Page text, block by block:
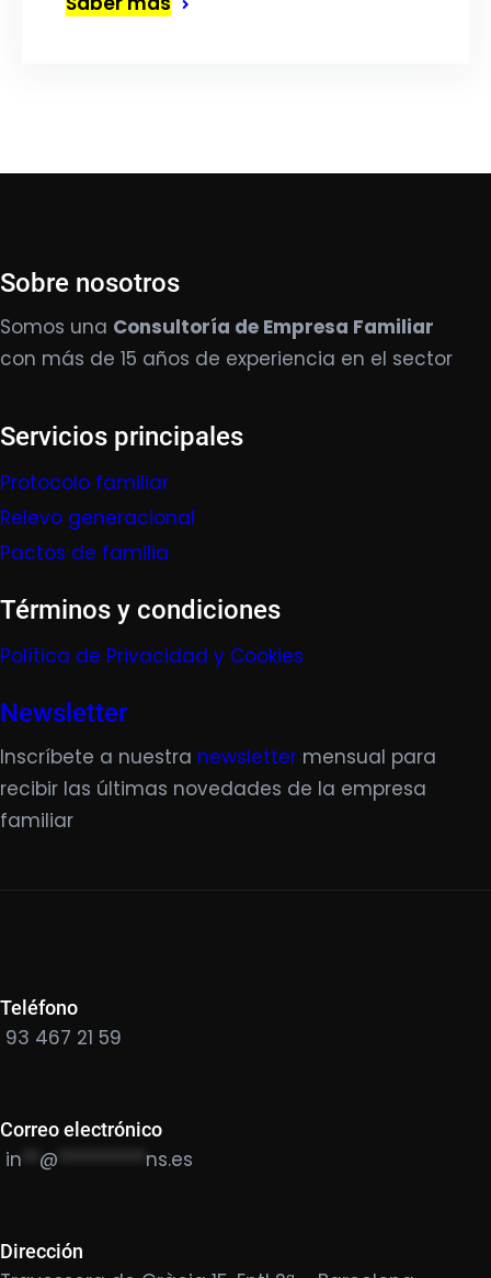
Sobre nosotros
Somos una Consultoría de Empresa Familiar
con más de 15 años de experiencia en el sector
Servicios principales
Protocolo familiar
Relevo generacional
Pactos de familia
Términos y condiciones
Política de Privacidad y Cookies
Newsletter
Inscríbete a nuestra newsletter mensual para
recibir las últimas novedades de la empresa
familiar
Teléfono
93 467 21 59
Correo electrónico
in @ ********** ns.es
Dirección